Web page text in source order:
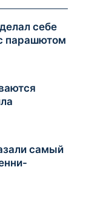
себе
парашютом
самый